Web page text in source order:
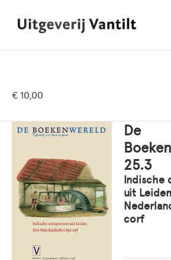
€ 10,00
De
25.3
Indische
uit
corf